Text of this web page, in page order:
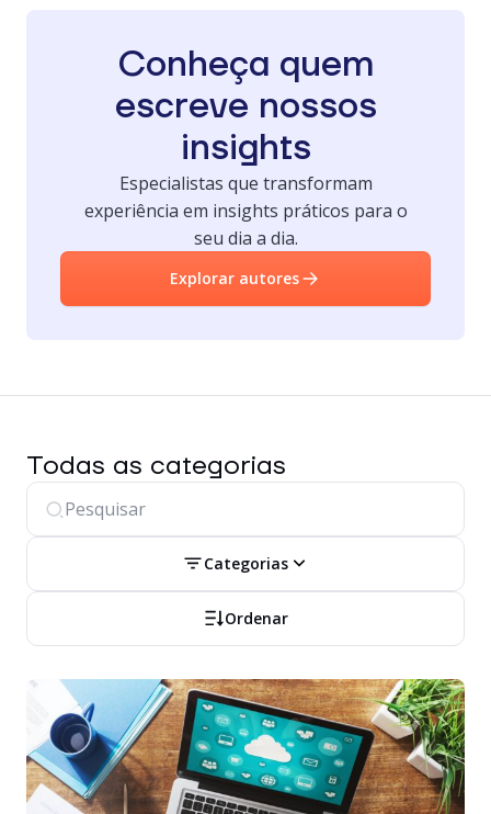
Conheça quem
escreve nossos
insights
Especialistas que transformam
experiência em insights práticos para o
seu dia a dia.
Explorar autores
Todas as categorias
Categorias
Ordenar